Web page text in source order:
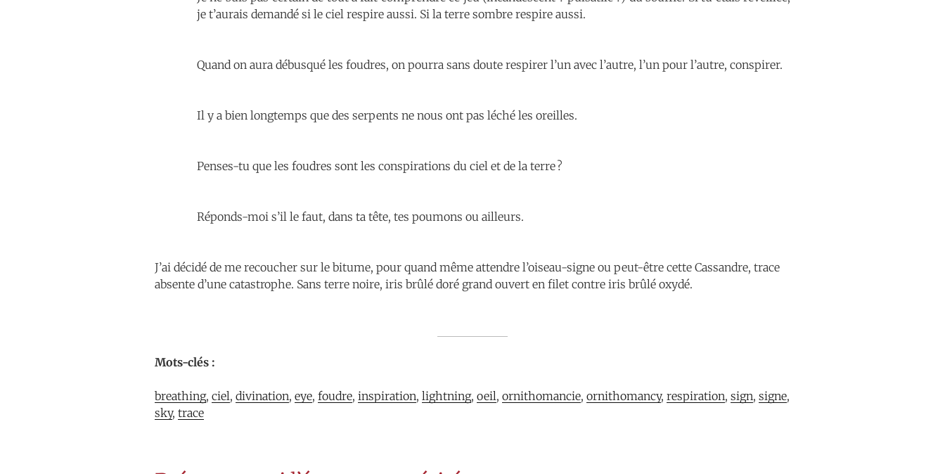
je t’aurais demandé si le ciel respire aussi. Si la terre sombre respire aussi.
Quand on aura débusqué les foudres, on pourra sans doute respirer l’un avec l’autre, l’un pour l’autre, conspirer.
Il y a bien longtemps que des serpents ne nous ont pas léché les oreilles.
Penses-tu que les foudres sont les conspirations du ciel et de la terre ?
Réponds-moi s’il le faut, dans ta tête, tes poumons ou ailleurs.
J’ai décidé de me recoucher sur le bitume, pour quand même attendre l’oiseau-signe ou peut-être cette Cassandre, trace
absente d’une catastrophe. Sans terre noire, iris brûlé doré grand ouvert en filet contre iris brûlé oxydé.
Mots-clés :
breathing, ciel, divination, eye, foudre, inspiration, lightning, oeil, ornithomancie, ornithomancy, respiration, sign, signe
sky, trace